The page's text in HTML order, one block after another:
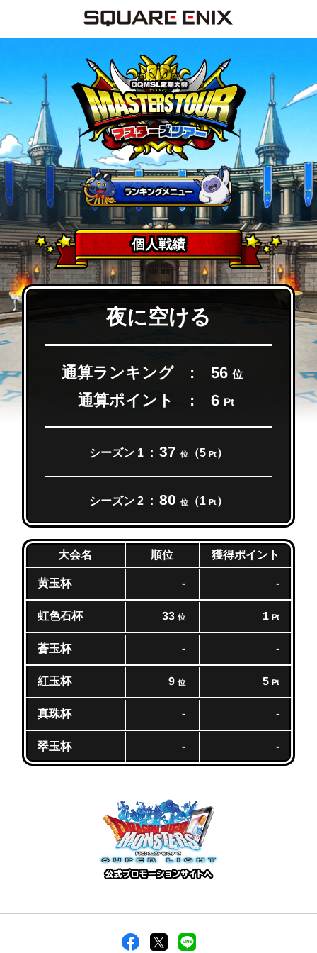
個人戦績
夜に空ける
通算ランキング 56位
通算ポイント 6 Pt
シーズン 1 37 位（5 Pt）
シーズン 2 80 位（1 Pt）
大会名 順位 獲得ポイント
黄玉杯 - -
虹色石杯 33 位 1 Pt
蒼玉杯 - -
紅玉杯 9 位 5 Pt
真珠杯 - -
翠玉杯 - -